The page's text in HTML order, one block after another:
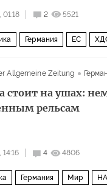
2 5521
Германия ЕС
Allgemeine Zeitung
стоит на ушах:
рельсам
4 4806
Германия Мир